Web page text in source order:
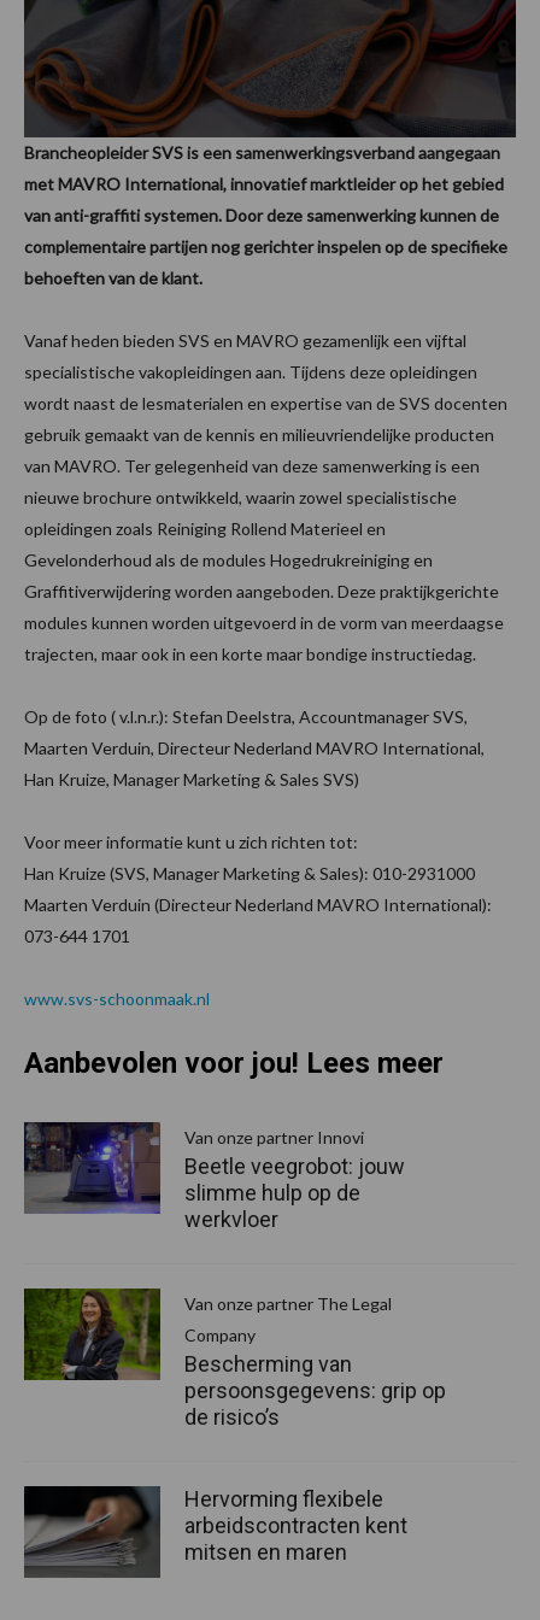
Brancheopleider SVS is een samenwerkingsverband aangegaan
met MAVRO International, innovatief marktleider op het gebied
van anti-graffiti systemen. Door deze samenwerking kunnen de
complementaire partijen nog gerichter inspelen op de specifieke
behoeften van de klant.
Vanaf heden bieden SVS en MAVRO gezamenlijk een vijftal
specialistische vakopleidingen aan. Tijdens deze opleidingen
wordt naast de lesmaterialen en expertise van de SVS docenten
gebruik gemaakt van de kennis en milieuvriendelijke producten
van MAVRO. Ter gelegenheid van deze samenwerking is een
nieuwe brochure ontwikkeld, waarin zowel specialistische
opleidingen zoals Reiniging Rollend Materieel en
Gevelonderhoud als de modules Hogedrukreiniging en
Graffitiverwijdering worden aangeboden. Deze praktijkgerichte
modules kunnen worden uitgevoerd in de vorm van meerdaagse
trajecten, maar ook in een korte maar bondige instructiedag.
Op de foto ( v.l.n.r.): Stefan Deelstra, Accountmanager SVS,
Maarten Verduin, Directeur Nederland MAVRO International,
Han Kruize, Manager Marketing & Sales SVS)
Voor meer informatie kunt u zich richten tot:
Han Kruize (SVS, Manager Marketing & Sales): 010-2931000
Maarten Verduin (Directeur Nederland MAVRO International):
073-644 1701
www.svs-schoonmaak.nl
Aanbevolen voor jou! Lees meer
Van onze partner Innovi
Beetle veegrobot: jouw
slimme hulp op de
werkvloer
Van onze partner The Legal
Company
Bescherming van
persoonsgegevens: grip op
de risico’s
Hervorming flexibele
arbeidscontracten kent
mitsen en maren